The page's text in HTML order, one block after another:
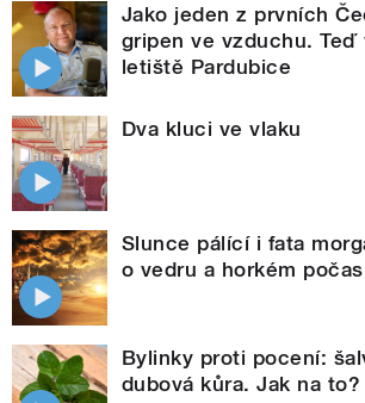
Jako jeden z prvních
gripen ve vzduchu. Teď
letiště Pardubice
Dva kluci ve vlaku
Slunce pálící i fata
o vedru a horkém
Bylinky proti pocení:
dubová kůra. Jak na to?